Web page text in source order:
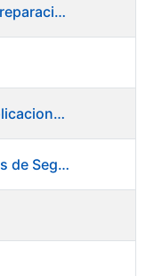
Ayudante de la Instalación de Preparación de Pastas
Técnico de Mantenimiento y Aplicaciones Industriales
BE 04/21 - Técnico de Proyectos de Seguridad